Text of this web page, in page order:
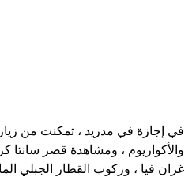
في إجازة في مدريد ، تمكنت من
والأكواريوم ، ومشاهدة قصر
غران فيا ، وركوب القطار الجبلي